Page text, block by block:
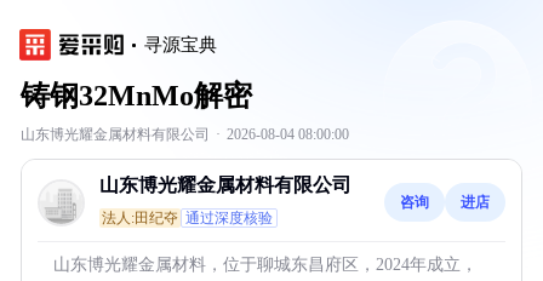
寻源宝典
铸钢32MnMo解密
山东博光耀金属材料有限公司 · 2026-08-04 08:00:00
山东博光耀金属材料有限公司
法人:田纪夺 通过深度核验
咨询 进店
山东博光耀金属材料，位于聊城东昌府区，2024年成立，